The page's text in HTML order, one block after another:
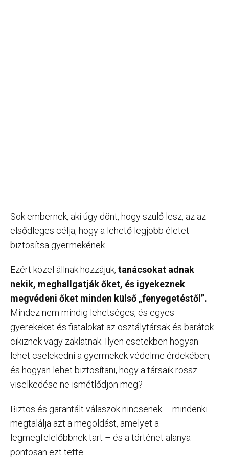
Sok embernek, aki úgy dönt, hogy szülő lesz, az az
elsődleges célja, hogy a lehető legjobb életet
biztosítsa gyermekének.
Ezért közel állnak hozzájuk, tanácsokat adnak
nekik, meghallgatják őket, és igyekeznek
megvédeni őket minden külső „fenyegetéstől”.
Mindez nem mindig lehetséges, és egyes
gyerekeket és fiatalokat az osztálytársak és barátok
cikiznek vagy zaklatnak. Ilyen esetekben hogyan
lehet cselekedni a gyermekek védelme érdekében,
és hogyan lehet biztosítani, hogy a társaik rossz
viselkedése ne ismétlődjön meg?
Biztos és garantált válaszok nincsenek – mindenki
megtalálja azt a megoldást, amelyet a
legmegfelelőbbnek tart – és a történet alanya
pontosan ezt tette.